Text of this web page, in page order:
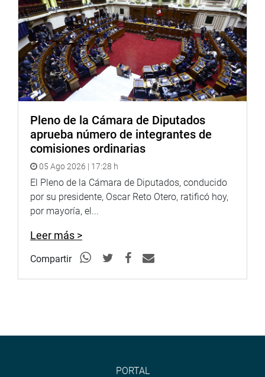
Pleno de la Cámara de Diputados
aprueba número de integrantes de
comisiones ordinarias
05 Ago 2026 | 17:28 h
El Pleno de la Cámara de Diputados, conducido
por su presidente, Oscar Reto Otero, ratificó hoy,
por mayoría, el...
Leer más >
Compartir
PORTAL